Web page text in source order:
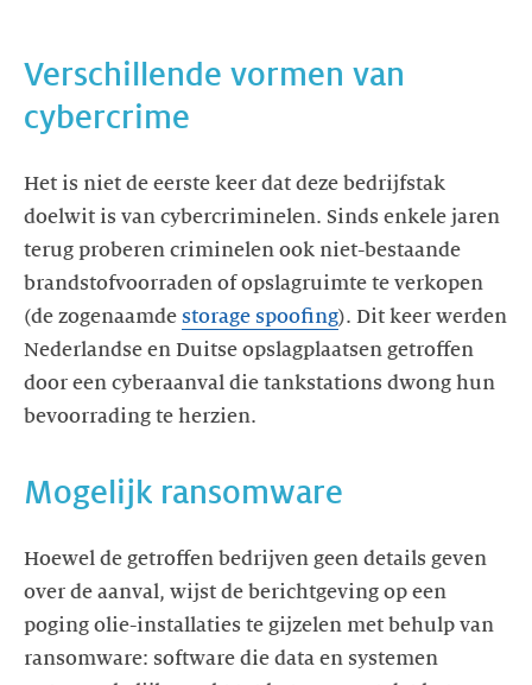
Verschillende vormen van
cybercrime
Het is niet de eerste keer dat deze bedrijfstak
doelwit is van cybercriminelen. Sinds enkele jaren
terug proberen criminelen ook niet-bestaande
brandstofvoorraden of opslagruimte te verkopen
(de zogenaamde storage spoofing). Dit keer werden
Nederlandse en Duitse opslagplaatsen getroffen
door een cyberaanval die tankstations dwong hun
bevoorrading te herzien.
Mogelijk ransomware
Hoewel de getroffen bedrijven geen details geven
over de aanval, wijst de berichtgeving op een
poging olie-installaties te gijzelen met behulp van
ransomware: software die data en systemen